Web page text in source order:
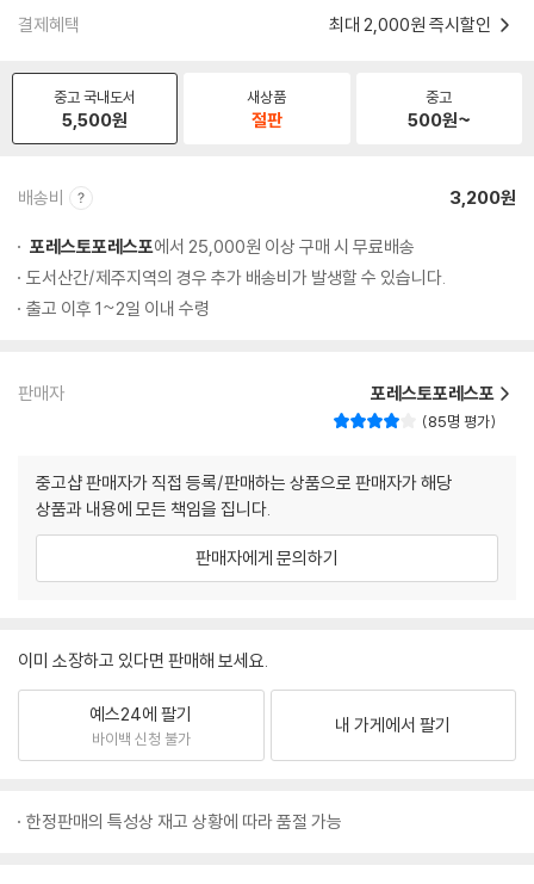
결제혜택 최대 2,000원 즉시할인
중고 국내도서
5,500원
새상품
절판
중고
500원~
배송비 3,200원
포레스토포레스포에서 25,000원 이상 구매 시 무료배송
도서산간/제주지역의 경우 추가 배송비가 발생할 수 있습니다.
출고 이후 1~2일 이내 수령
판매자 포레스토포레스포
85명 평가
중고샵 판매자가 직접 등록/판매하는 상품으로 판매자가 해당
상품과 내용에 모든 책임을 집니다.
판매자에게 문의하기
이미 소장하고 있다면 판매해 보세요.
예스24에 팔기
바이백 신청 불가
내 가게에서 팔기
한정판매의 특성상 재고 상황에 따라 품절 가능